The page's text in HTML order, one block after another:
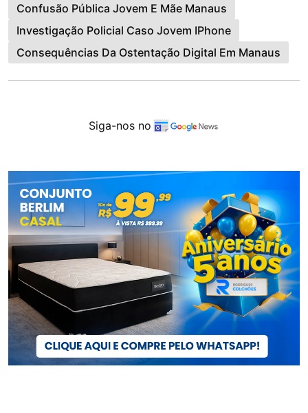
Confusão Pública Jovem E Mãe Manaus
Investigação Policial Caso Jovem IPhone
Consequências Da Ostentação Digital Em Manaus
Siga-nos no